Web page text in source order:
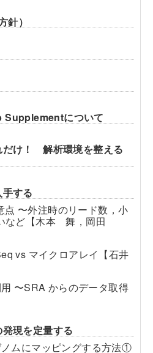
針）
について
け！ 解析環境を整える
する
点 〜外注時のリード数，小
など【木本 舞，岡田
vs マイクロアレイ【石井
用 〜SRA からのデータ取得
現を定量する
ノムにマッピングする方法①